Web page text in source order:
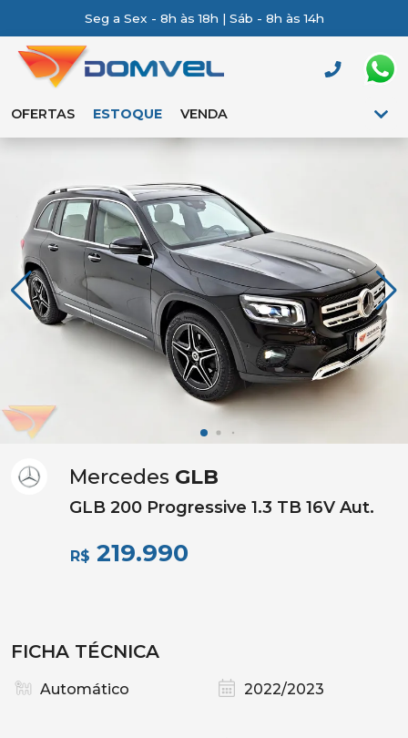
Seg a Sex - 8h às 18h | Sáb - 8h às 14h
OFERTAS ESTOQUE VENDA
Mercedes GLB
GLB 200 Progressive 1.3 TB 16V Aut.
R$ 219.990
FICHA TÉCNICA
Automático 2022/2023